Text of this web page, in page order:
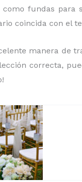
fundas
coincida con el
manera de
correcta,